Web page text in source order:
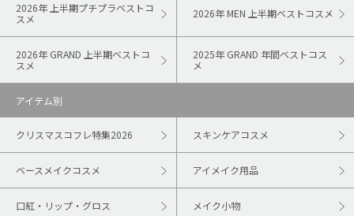
2026年 上半期プチプラベストコ
スメ
2026年 MEN 上半期ベストコスメ
2026年 GRAND 上半期ベストコ
スメ
2025年 GRAND 年間ベストコス
メ
アイテム別
クリスマスコフレ特集2026 スキンケアコスメ
ベースメイクコスメ アイメイク用品
口紅・リップ・グロス メイク小物